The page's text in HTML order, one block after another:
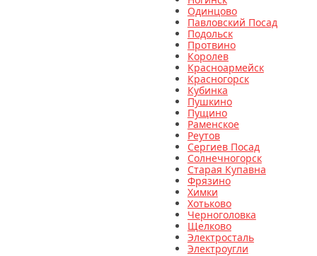
Одинцово
Павловский Посад
Подольск
Протвино
Королев
Красноармейск
Красногорск
Кубинка
Пушкино
Пущино
Раменское
Реутов
Сергиев Посад
Солнечногорск
Старая Купавна
Фрязино
Химки
Хотьково
Черноголовка
Щелково
Электросталь
Электроугли